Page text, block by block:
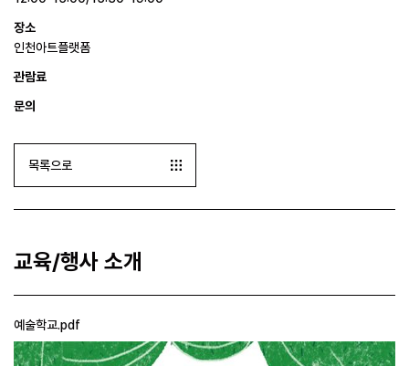
장소
인천아트플랫폼
관람료
문의
목록으로
교육/행사 소개
예술학교.pdf